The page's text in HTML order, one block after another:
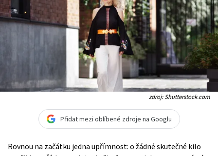
zdroj: Shutterstock.com
Přidat mezi oblíbené zdroje na Googlu
Rovnou na začátku jedna upřímnost: o žádné skutečné kilo